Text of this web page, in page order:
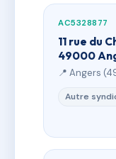
AC5328877
11 rue du
49000
📍 Angers
Autre